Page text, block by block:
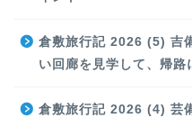
倉敷旅行記 2026 (5) 吉
い回廊を見学して、帰路
倉敷旅行記 2026 (4) 芸